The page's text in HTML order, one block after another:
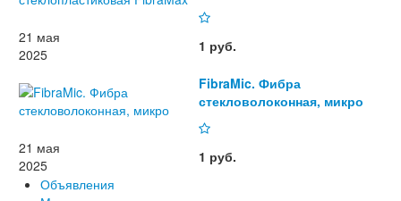
21 мая
2025
1 руб.
FibraMic. Фибра
стекловолоконная, микро
21 мая
2025
1 руб.
Объявления